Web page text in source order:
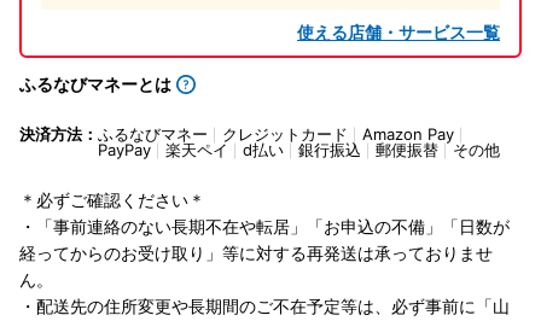
使える店舗・サービス一覧
ふるなびマネーとは
決済方法： ふるなびマネー クレジットカード
Amazon Pay
PayPay
楽天ペイ d払い 銀行振込 郵便振替 その他
＊必ずご確認ください＊
・「事前連絡のない長期不在や転居」「お申込の不備」「日数が
経ってからのお受け取り」等に対する再発送は承っておりませ
ん。
・配送先の住所変更や長期間のご不在予定等は、必ず事前に「山